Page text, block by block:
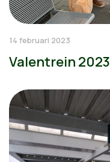
14 februari 2023
Valentrein 2023